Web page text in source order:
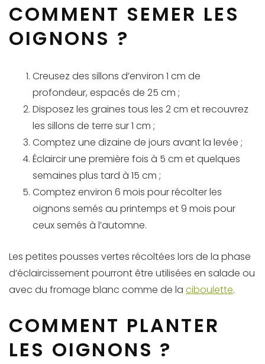
COMMENT SEMER LES
OIGNONS ?
Creusez des sillons d’environ 1 cm de
profondeur, espacés de 25 cm ;
Disposez les graines tous les 2 cm et recouvrez
les sillons de terre sur 1 cm ;
Comptez une dizaine de jours avant la levée ;
Éclaircir une première fois à 5 cm et quelques
semaines plus tard à 15 cm ;
Comptez environ 6 mois pour récolter les
oignons semés au printemps et 9 mois pour
ceux semés à l’automne.
Les petites pousses vertes récoltées lors de la phase
d’éclaircissement pourront être utilisées en salade ou
avec du fromage blanc comme de la ciboulette.
COMMENT PLANTER
LES OIGNONS ?